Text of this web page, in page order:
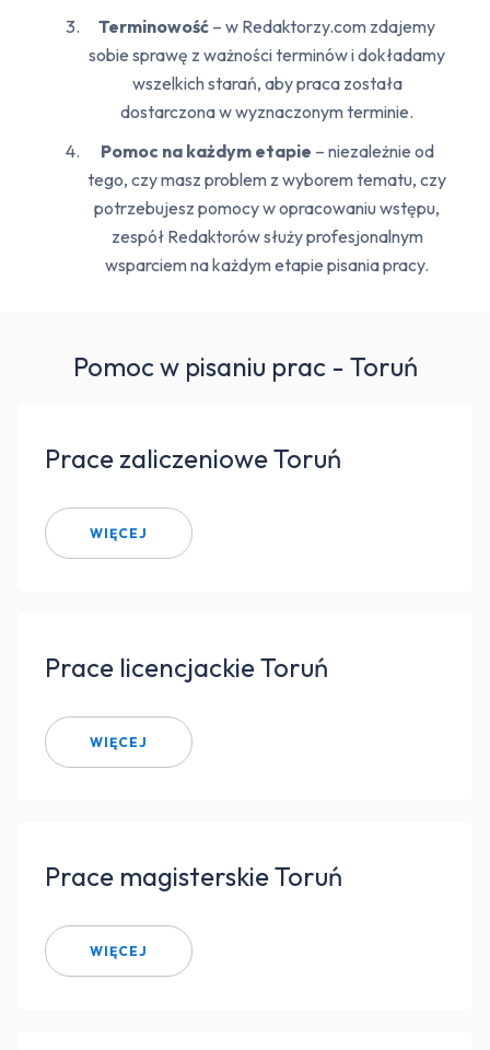
Terminowość – w Redaktorzy.com zdajemy
sobie sprawę z ważności terminów i dokładamy
wszelkich starań, aby praca została
dostarczona w wyznaczonym terminie.
Pomoc na każdym etapie – niezależnie od
tego, czy masz problem z wyborem tematu, czy
potrzebujesz pomocy w opracowaniu wstępu,
zespół Redaktorów służy profesjonalnym
wsparciem na każdym etapie pisania pracy.
Pomoc w pisaniu prac - Toruń
Prace zaliczeniowe Toruń
WIĘCEJ
Prace licencjackie Toruń
WIĘCEJ
Prace magisterskie Toruń
WIĘCEJ